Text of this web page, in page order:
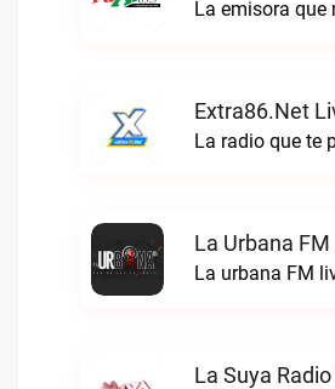
La emisora que
Extra86.net
La radio que te
La Urbana FM
La urbana FM
La Suya